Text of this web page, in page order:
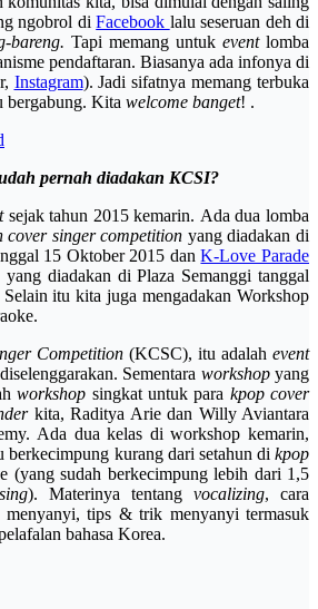
ngobrol diFacebook lalu seseruan deh di
bareng. Tapi memang untuk eventlomba
pendaftaran. Biasanya ada infonya di
Instagram). Jadi sifatnya memang terbuka
bergabung. Kita welcome banget! .
pernah diadakan KCSI?
sejak tahun 2015 kemarin. Ada dua lomba
cover singer competition yang diadakan di
15 Oktober 2015 danK-Love Parade
yang diadakan di Plaza Semanggi tanggal
itu kita juga mengadakan Workshop
Competition (KCSC), itu adalah event
Sementara workshopyang
workshop singkat untuk para kpop cover
kita, Raditya Arie dan Willy Aviantara
Ada dua kelas di workshop kemarin,
berkecimpung kurang dari setahun di kpop
(yang sudah berkecimpung lebih dari 1,5
). Materinya tentang vocalizing, cara
menyanyi, tips & trik menyanyi termasuk
bahasa Korea.